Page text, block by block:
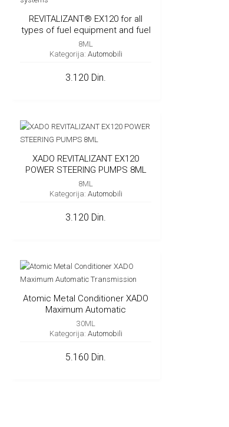
REVITALIZANT® EX120 for all
types of fuel equipment and fuel
injection systems
8ML
Kategorija: Automobili
3.120 Din.
XADO REVITALIZANT EX120
POWER STEERING PUMPS 8ML
8ML
Kategorija: Automobili
3.120 Din.
Atomic Metal Conditioner XADO
Maximum Automatic
Transmission
30ML
Kategorija: Automobili
5.160 Din.